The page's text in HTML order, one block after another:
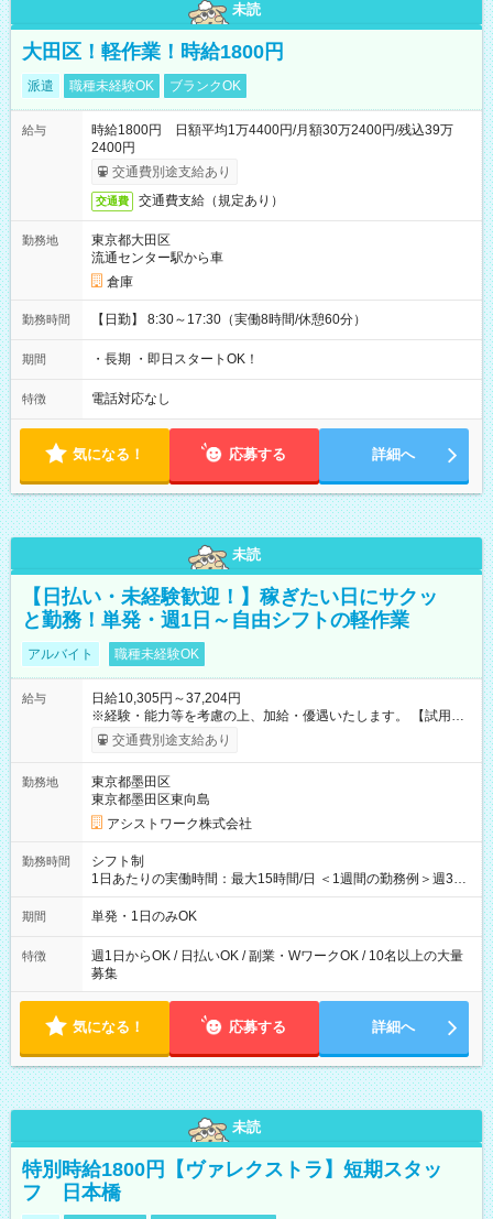
未読
大田区！軽作業！時給1800円
派遣 職種未経験OK ブランクOK
給与
時給1800円 日額平均1万4400円/月額30万2400円/残込39万
2400円
交通費別途支給あり
交通費 交通費支給（規定あり）
勤務地
東京都大田区
流通センター駅から車
倉庫
勤務時間 【日勤】 8:30～17:30（実働8時間/休憩60分）
期間 ・長期 ・即日スタートOK！
特徴 電話対応なし
気になる！ 応募する 詳細へ
未読
【日払い・未経験歓迎！】稼ぎたい日にサクッ
と勤務！単発・週1日～自由シフトの軽作業
アルバイト 職種未経験OK
給与
日給10,305円～37,204円
※経験・能力等を考慮の上、加給・優遇いたします。 【試用期
間】試用期間なし
交通費別途支給あり
勤務地
東京都墨田区
東京都墨田区東向島
アシストワーク株式会社
勤務時間
シフト制
1日あたりの実働時間：最大15時間/日 ＜1週間の勤務例＞週3回
勤務 勤務：月・水・金 休み：火・木・土・日 好きな時にお仕事
可能です！ ※1日あたりの最大実働時間は日勤、夜勤共に勤務し
期間 単発・1日のみOK
特徴
週1日からOK / 日払いOK / 副業・WワークOK / 10名以上の大量
募集
気になる！ 応募する 詳細へ
未読
特別時給1800円【ヴァレクストラ】短期スタッ
フ 日本橋